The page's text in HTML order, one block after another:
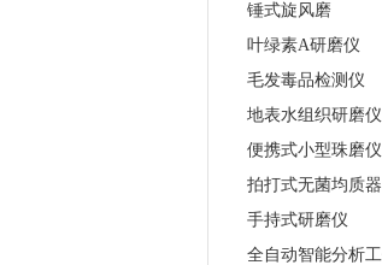
锤式旋风磨
叶绿素A研磨仪
毛发毒品检测仪
地表水组织研磨仪
便携式小型珠磨仪
拍打式无菌均质器
手持式研磨仪
全自动智能分析